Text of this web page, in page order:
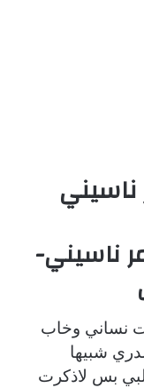
ناسيني-
نساني وخاب
شبيها
بس لاذكرت